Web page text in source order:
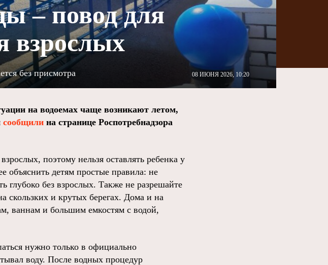
– повод для
взрослых
08 ИЮНЯ 2026, 10:20
без присмотра
на водоемах чаще возникают летом,
сообщили на странице Роспотребнадзора
поэтому нельзя оставлять ребенка у
объяснить детям простые правила: не
глубоко без взрослых. Также не разрешайте
скользких и крутых берегах. Дома и на
ваннам и большим емкостям с водой,
нужно только в официально
воду. После водных процедур